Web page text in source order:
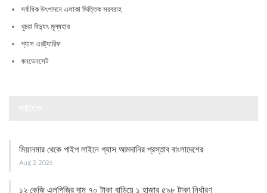
সর্বাধিক উৎপাদনে এলাকা ভিত্তিক সরবরাহ
খুচরা বিদ্যুৎ মূল্যহার
গ্যাস এরট্যারিফ
কনডেনসেট
মিয়ানমার থেকে পাইপ লাইনে গ্যাস আমদানির প্রস্তাব বাংলাদেশের
Aug 2, 2026
১২ কেজি এলপিজির দাম ৭০ টাকা বাড়িয়ে ১ হাজার ৫৯৮ টাকা নির্ধারণ